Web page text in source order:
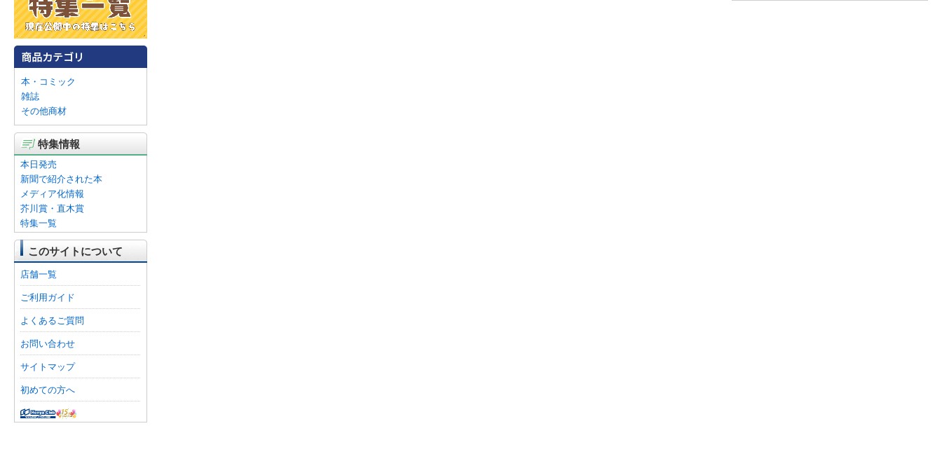
本・コミック
雑誌
その他商材
特集情報
本日発売
新聞で紹介された本
メディア化情報
芥川賞・直木賞
特集一覧
このサイトについて
店舗一覧
ご利用ガイド
よくあるご質問
お問い合わせ
サイトマップ
初めての方へ